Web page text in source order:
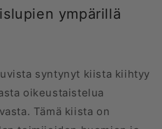
ympärillä
syntynyt kiista kiihtyy
oikeustaistelua
Tämä kiista on